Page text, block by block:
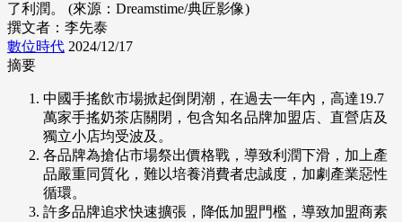
了利潤。 (來源：Dreamstime/典匠影像)
撰文者：李先泰
數位時代 2024/12/17
摘要
中國手搖飲市場掀起倒閉潮，在過去一年內，高達19.7
萬家手搖奶茶店關閉，包含知名品牌加盟店、直營店及
獨立小店均受波及。
各品牌為搶佔市場祭出價格戰，導致利潤下滑，加上產
品嚴重同質化，難以培養消費者忠誠度，加劇產業惡性
循環。
許多品牌追求快速擴張，降低加盟門檻，導致加盟商素